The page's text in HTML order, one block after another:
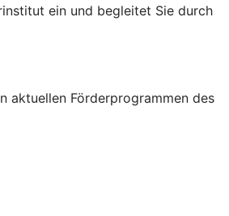
ein und begleitet Sie durch
aktuellen Förderprogrammen des